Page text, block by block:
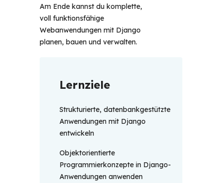
Am Ende kannst du komplette,
voll funktionsfähige
Webanwendungen mit Django
planen, bauen und verwalten.
Lernziele
Strukturierte, datenbankgestützte
Anwendungen mit Django
entwickeln
Objektorientierte
Programmierkonzepte in Django-
Anwendungen anwenden